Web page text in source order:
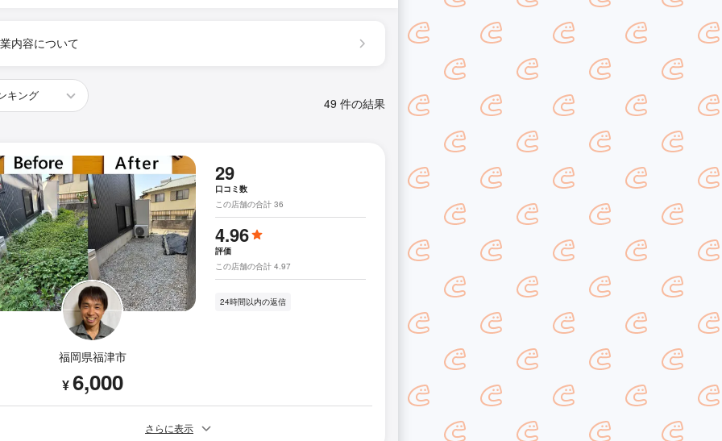
内容について
49 件の結果
福岡県福津市
¥6,000
29
口コミ数
この店舗の合計 36
4.96
評価
この店舗の合計 4.97
24時間以内の返信
さらに表示